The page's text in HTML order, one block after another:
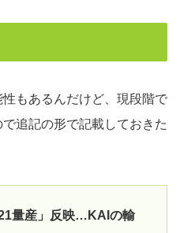
もあるんだけど、現段階で
追記の形で記載しておきた
量産」反映…KAIの輸